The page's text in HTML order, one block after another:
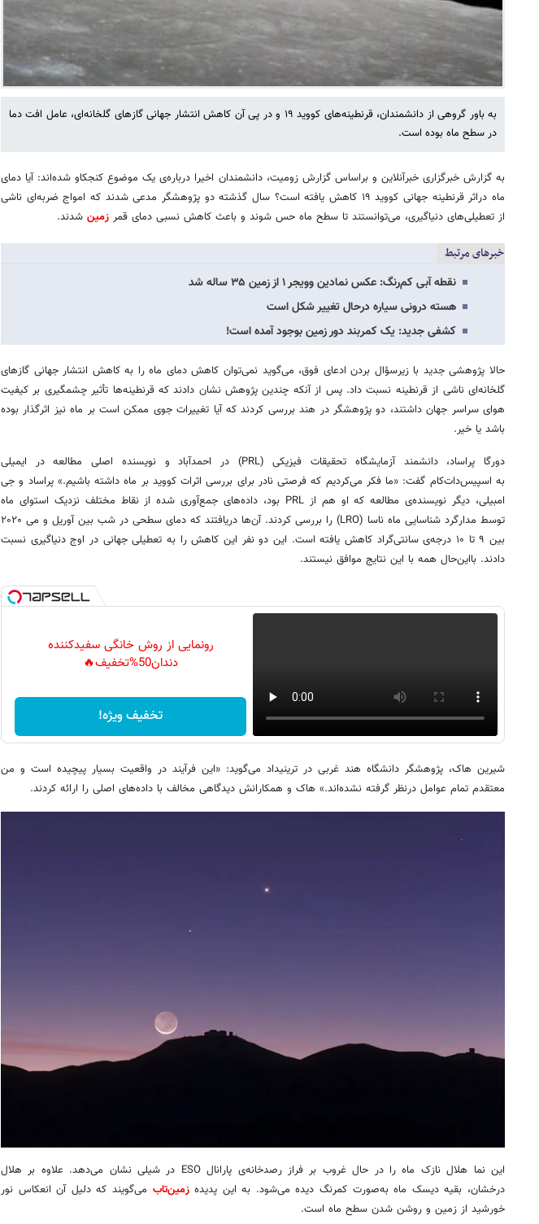
به باور گروهی از دانشمندان، قرنطینه‌های کووید ۱۹ و در پی آن کاهش انتشار جهانی گازهای گلخانه‌ای، عامل افت دما
در سطح ماه بوده است.
به گزارش خبرگزاری خبرآنلاین و براساس گزارش زومیت، دانشمندان اخیرا درباره‌ی یک موضوع کنجکاو شده‌اند: آیا دمای
ماه دراثر قرنطینه جهانی کووید ۱۹ کاهش یافته است؟ سال گذشته دو پژوهشگر مدعی شدند که امواج ضربه‌ای ناشی
از تعطیلی‌های دنیاگیری، می‌توانستند تا سطح ماه حس شوند و باعث کاهش نسبی دمای قمر زمین شدند.
خبرهای مرتبط
نقطه آبی کم‌رنگ: عکس نمادین وویجر ۱ از زمین ۳۵ ساله شد
هسته درونی سیاره درحال تغییر شکل است
کشفی جدید: یک کمربند دور زمین بوجود آمده است!
حالا پژوهشی جدید با زیرسؤال بردن ادعای فوق، می‌گوید نمی‌توان کاهش دمای ماه را به کاهش انتشار جهانی گازهای
گلخانه‌ای ناشی از قرنطینه نسبت داد. پس از آنکه چندین پژوهش نشان دادند که قرنطینه‌ها تأثیر چشمگیری بر کیفیت
هوای سراسر جهان داشتند، دو پژوهشگر در هند بررسی کردند که آیا تغییرات جوی ممکن است بر ماه نیز اثرگذار بوده
باشد یا خیر.
دورگا پراساد، دانشمند آزمایشگاه تحقیقات فیزیکی (PRL) در احمدآباد و نویسنده اصلی مطالعه در ایمیلی
به اسپیس‌دات‌کام گفت: «ما فکر می‌کردیم که فرصتی نادر برای بررسی اثرات کووید بر ماه داشته باشیم.» پراساد و جی
امبیلی، دیگر نویسنده‌ی مطالعه که او هم از PRL بود، داده‌های جمع‌آوری شده از نقاط مختلف نزدیک استوای ماه
توسط مدارگرد شناسایی ماه ناسا (LRO) را بررسی کردند. آن‌ها دریافتند که دمای سطحی در شب بین آوریل و می ۲۰۲۰
بین ۹ تا ۱۰ درجه‌ی سانتی‌گراد کاهش یافته است. این دو نفر این کاهش را به تعطیلی جهانی در اوج دنیاگیری نسبت
دادند. بااین‌حال همه با این نتایج موافق نیستند.
رونمایی از روش خانگی سفیدکننده
دندان50%تخفیف🔥
تخفیف ویژه!
شیرین هاک، پژوهشگر دانشگاه هند غربی در ترینیداد می‌گوید: «این فرآیند در واقعیت بسیار پیچیده است و من
معتقدم تمام عوامل درنظر گرفته نشده‌اند.» هاک و همکارانش دیدگاهی مخالف با داده‌های اصلی را ارائه کردند.
این نما هلال نازک ماه را در حال غروب بر فراز رصدخانه‌ی پارانال ESO در شیلی نشان می‌دهد. علاوه بر هلال
درخشان، بقیه دیسک ماه به‌صورت کمرنگ دیده می‌شود. به این پدیدهزمین‌تاب می‌گویند که دلیل آن انعکاس نور
خورشید از زمین و روشن شدن سطح ماه است.